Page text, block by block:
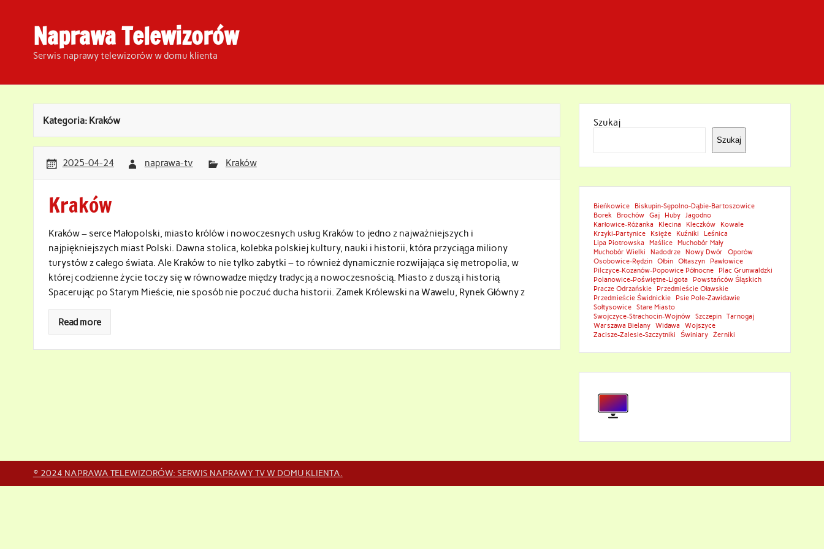
Naprawa Telewizorów
Serwis naprawy telewizorów w domu klienta
Kategoria: Kraków
2025-04-24 naprawa-tv Kraków
Kraków
Kraków – serce Małopolski, miasto królów i nowoczesnych usług Kraków to jedno z najważniejszych i
najpiękniejszych miast Polski. Dawna stolica, kolebka polskiej kultury, nauki i historii, która przyciąga miliony
turystów z całego świata. Ale Kraków to nie tylko zabytki – to również dynamicznie rozwijająca się metropolia, w
której codzienne życie toczy się w równowadze między tradycją a nowoczesnością. Miasto z duszą i historią
Spacerując po Starym Mieście, nie sposób nie poczuć ducha historii. Zamek Królewski na Wawelu, Rynek Główny z
Read more
Szukaj
Szukaj
Bieńkowice
Biskupin-Sępolno-Dąbie-Bartoszowice
Borek
Brochów Gaj Huby
Jagodno
Karłowice-Różanka
Klecina Kleczków
Kowale
Krzyki-Partynice
Księże Kuźniki
Leśnica
Lipa Piotrowska
Maślice
Muchobór Mały
Muchobór Wielki
Nadodrze Nowy Dwór
Oporów
Osobowice-Rędzin
Ołbin Ołtaszyn
Pawłowice
Pilczyce-Kozanów-Popowice Północne
Plac Grunwaldzki
Polanowice-Poświętne-Ligota
Powstańców Śląskich
Pracze Odrzańskie
Przedmieście Oławskie
Przedmieście Świdnickie
Psie Pole-Zawidawie
Sołtysowice
Stare Miasto
Swojczyce-Strachocin-Wojnów
Szczepin
Tarnogaj
Warszawa Bielany
Widawa
Wojszyce
Zacisze-Zalesie-Szczytniki
Świniary Żerniki
© 2024 NAPRAWA TELEWIZORÓW: SERWIS NAPRAWY TV W DOMU KLIENTA.